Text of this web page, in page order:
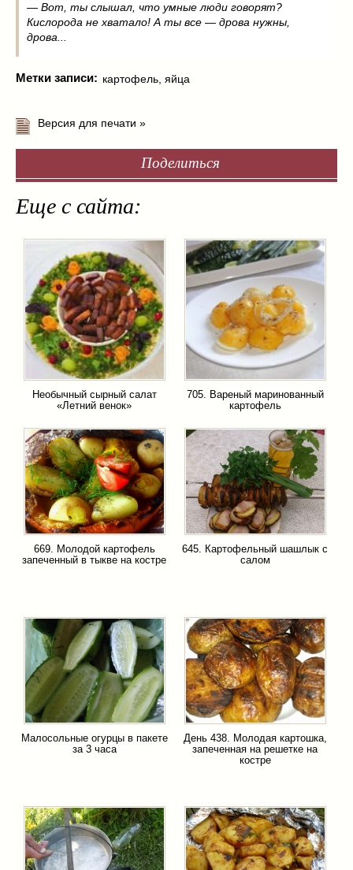
— Вот, ты слышал, что умные люди говорят?
Кислорода не хватало! А ты все — дрова нужны,
дрова...
Метки записи: картофель, яйца
Версия для печати »
Поделиться
Еще с сайта:
Необычный сырный салат
«Летний венок»
705. Вареный маринованный
картофель
669. Молодой картофель
запеченный в тыкве на костре
645. Картофельный шашлык с
салом
Малосольные огурцы в пакете
за 3 часа
День 438. Молодая картошка,
запеченная на решетке на
костре